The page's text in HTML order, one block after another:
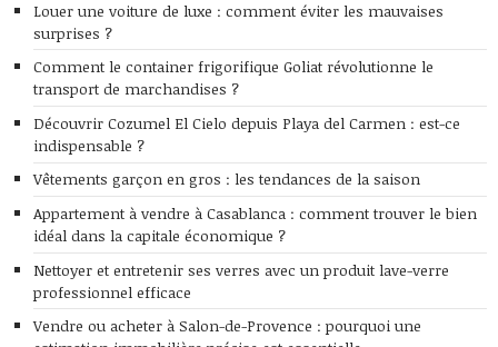
Louer une voiture de luxe : comment éviter les mauvaises
surprises ?
Comment le container frigorifique Goliat révolutionne le
transport de marchandises ?
Découvrir Cozumel El Cielo depuis Playa del Carmen : est-ce
indispensable ?
Vêtements garçon en gros : les tendances de la saison
Appartement à vendre à Casablanca : comment trouver le bien
idéal dans la capitale économique ?
Nettoyer et entretenir ses verres avec un produit lave-verre
professionnel efficace
Vendre ou acheter à Salon-de-Provence : pourquoi une